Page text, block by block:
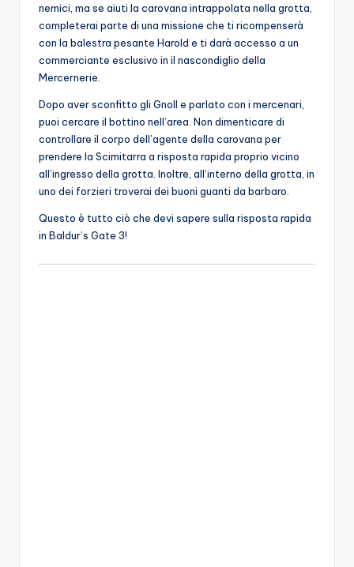
nemici, ma se aiuti la carovana intrappolata nella grotta,
completerai parte di una missione che ti ricompenserà
con la balestra pesante Harold e ti darà accesso a un
commerciante esclusivo in il nascondiglio della
Mercernerie.
Dopo aver sconfitto gli Gnoll e parlato con i mercenari,
puoi cercare il bottino nell’area. Non dimenticare di
controllare il corpo dell’agente della carovana per
prendere la Scimitarra a risposta rapida proprio vicino
all’ingresso della grotta. Inoltre, all’interno della grotta, in
uno dei forzieri troverai dei buoni guanti da barbaro.
Questo è tutto ciò che devi sapere sulla risposta rapida
in Baldur’s Gate 3!